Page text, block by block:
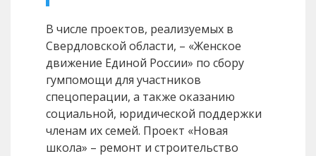
В числе проектов, реализуемых в
Свердловской области, – «Женское
движение Единой России» по сбору
гумпомощи для участников
спецоперации, а также оказанию
социальной, юридической поддержки
членам их семей. Проект «Новая
школа» – ремонт и строительство